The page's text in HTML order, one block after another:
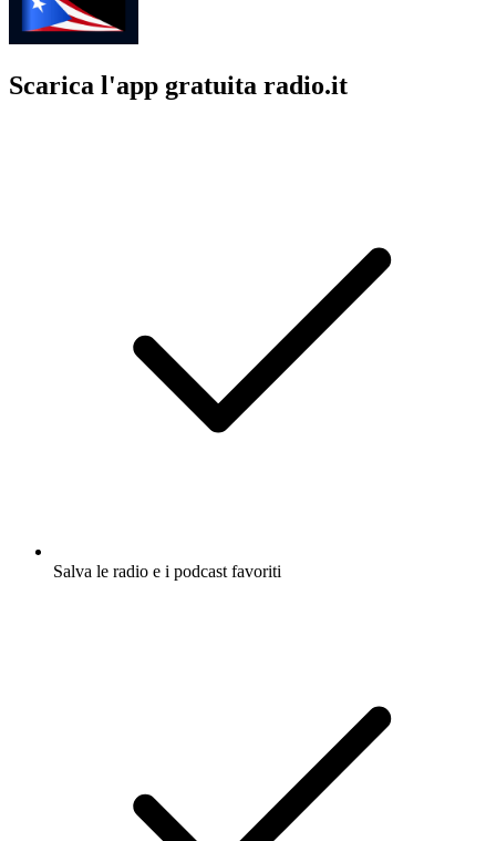
Scarica l'app gratuita radio.it
Salva le radio e i podcast favoriti